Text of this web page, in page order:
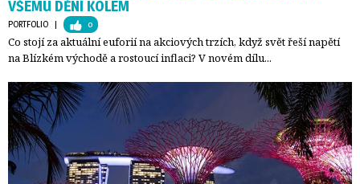
VŠEMU DĚNÍ KOLEM
PORTFOLIO | 0
Co stojí za aktuální euforií na akciových trzích, když svět řeší napětí
na Blízkém východě a rostoucí inflaci? V novém dílu...